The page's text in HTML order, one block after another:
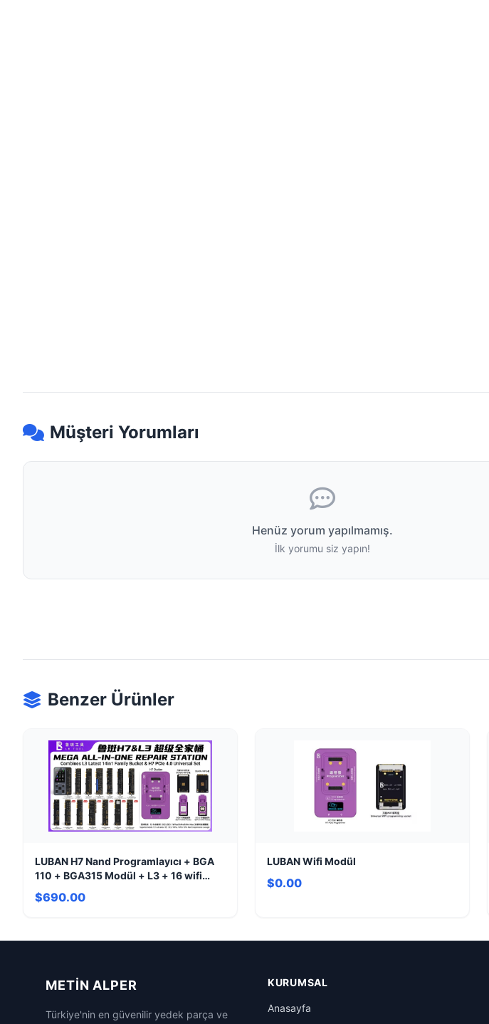
Müşteri Yorumları
Henüz yorum yapılmamış.
İlk yorumu siz yapın!
Benzer Ürünler
LUBAN H7 Nand Programlayıcı + BGA
110 + BGA315 Modül + L3 + 16 wifi
Modülü
$690.00
LUBAN Wifi Modül
$0.00
METIN ALPER
Türkiye'nin en güvenilir yedek parça ve
KURUMSAL
Anasayfa